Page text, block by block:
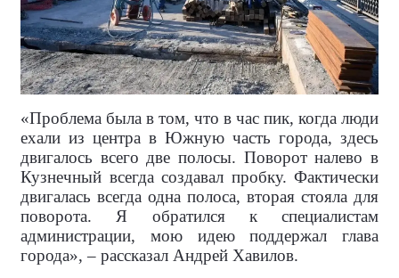
«Проблема была в том, что в час пик, когда люди
ехали из центра в Южную часть города, здесь
двигалось всего две полосы. Поворот налево в
Кузнечный всегда создавал пробку. Фактически
двигалась всегда одна полоса, вторая стояла для
поворота. Я обратился к специалистам
администрации, мою идею поддержал глава
города», – рассказал Андрей Хавилов.